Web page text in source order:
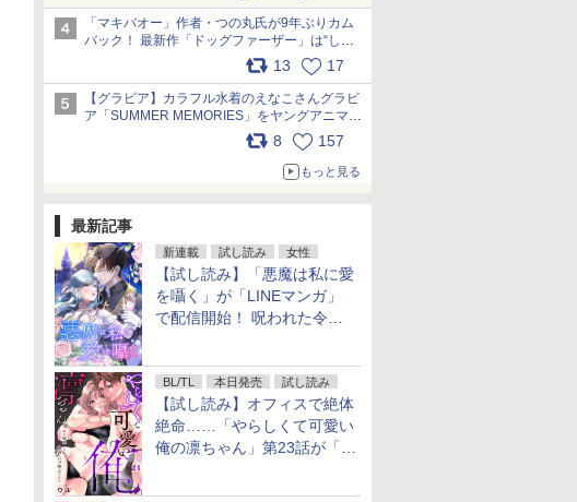
「マキバオー」作者・つの丸氏が9年ぶりカム
バック！ 最新作「ドッグファーザー」は“しゃ
べらない動物”とのリアルな暮らしを描く 「も
うこれ以上の幸せはない」……一緒に暮らす愛
犬たちへ… pic.x.com/hEr88DgVyD
13 17
【グラビア】カラフル水着のえなこさんグラビ
ア「SUMMER MEMORIES」をヤングアニマル
Webで公開中 pic.x.com/wdmmjZ7DnV
8 157
もっと見る
最新記事
新連載 試し読み 女性
【試し読み】「悪魔は私に愛
を囁く」が「LINEマンガ」
で配信開始！ 呪われた令嬢×
BL/TL 本日発売 試し読み
【試し読み】オフィスで絶体
絶命……「やらしくて可愛い
俺の凛ちゃん」第23話が「コ